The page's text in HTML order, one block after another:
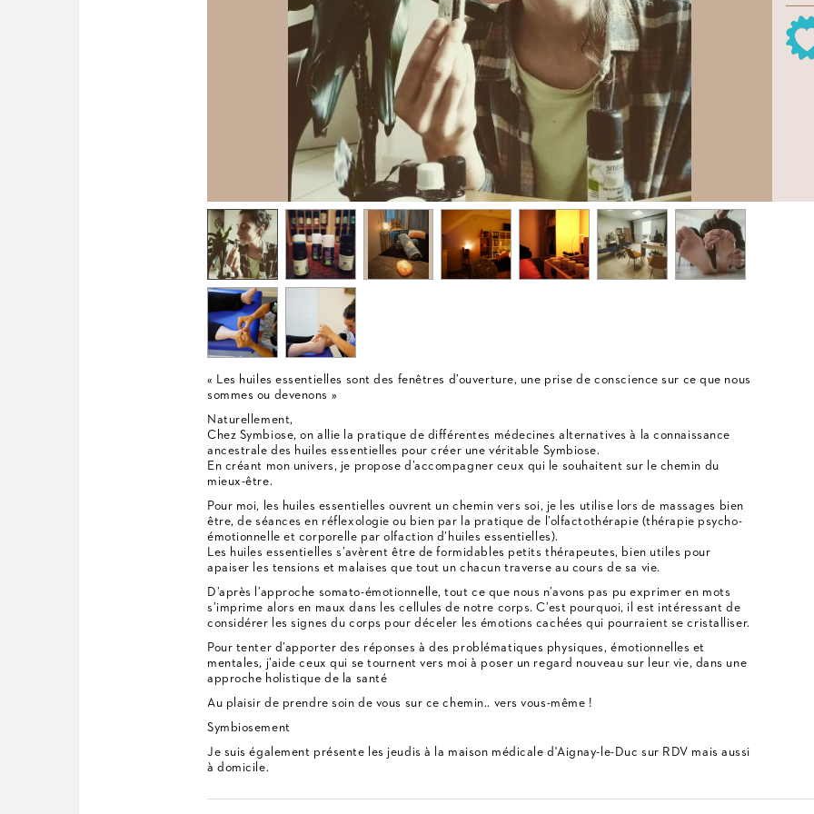
« Les huiles essentielles sont des fenêtres d’ouverture, une prise de conscience sur ce que nous
sommes ou devenons »
Naturellement,
Chez Symbiose, on allie la pratique de différentes médecines alternatives à la connaissance
ancestrale des huiles essentielles pour créer une véritable Symbiose.
En créant mon univers, je propose d’accompagner ceux qui le souhaitent sur le chemin du
mieux-être.
Pour moi, les huiles essentielles ouvrent un chemin vers soi, je les utilise lors de massages bien
être, de séances en réflexologie ou bien par la pratique de l’olfactothérapie (thérapie psycho-
émotionnelle et corporelle par olfaction d’huiles essentielles).
Les huiles essentielles s’avèrent être de formidables petits thérapeutes, bien utiles pour
apaiser les tensions et malaises que tout un chacun traverse au cours de sa vie.
D’après l’approche somato-émotionnelle, tout ce que nous n’avons pas pu exprimer en mots
s’imprime alors en maux dans les cellules de notre corps. C’est pourquoi, il est intéressant de
considérer les signes du corps pour déceler les émotions cachées qui pourraient se cristalliser.
Pour tenter d’apporter des réponses à des problématiques physiques, émotionnelles et
mentales, j’aide ceux qui se tournent vers moi à poser un regard nouveau sur leur vie, dans une
approche holistique de la santé
Au plaisir de prendre soin de vous sur ce chemin.. vers vous-même !
Symbiosement
Je suis également présente les jeudis à la maison médicale d'Aignay-le-Duc sur RDV mais aussi
à domicile.